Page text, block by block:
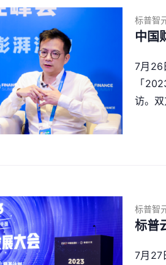
标普智
中国
7月26
「
访。
标普智
标普
7月27